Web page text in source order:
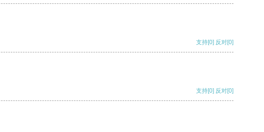
支持[0] 反对[0]
支持[0] 反对[0]